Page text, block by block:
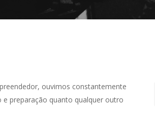
ouvimos constantemente
e preparação quanto qualquer outro